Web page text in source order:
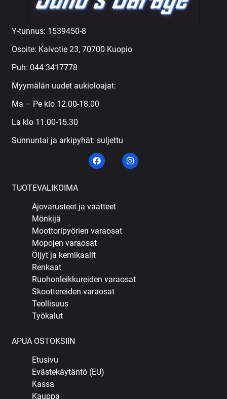
Y-tunnus: 1539450-8
Osoite: Kaivotie 23, 70700 Kuopio
Puh: 044 3417778
Myymälän uudet aukioloajat:
Ma – Pe klo 12.00-18.00
La klo 11.00-15.30
Sunnuntai ja arkipyhät: suljettu
TUOTEVALIKOIMA
Ajovarusteet ja vaatteet
Mönkijä
Moottoripyörien varaosat
Mopojen varaosat
Öljyt ja kemikaalit
Renkaat
Ruohonleikkureiden varaosat
Skoottereiden varaosat
Teollisuus
Työkalut
APUA OSTOKSIIN
Etusivu
Evästekäytäntö (EU)
Kassa
Kauppa